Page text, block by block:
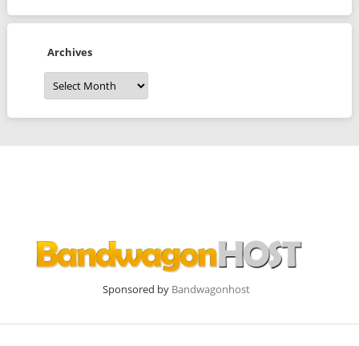
Archives
Archives
Sponsored by Bandwagonhost